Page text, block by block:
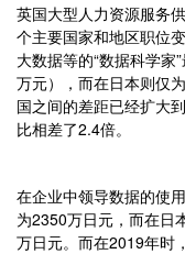
英国大型人力资源服务
个主要国家和地区职位
大数据等的“数据科学
万元），而在日本则仅
国之间的差距已经扩大
比相差了2.4倍。
在企业中领导数据的使
为2350万日元，而在日
万日元。而在2019年时